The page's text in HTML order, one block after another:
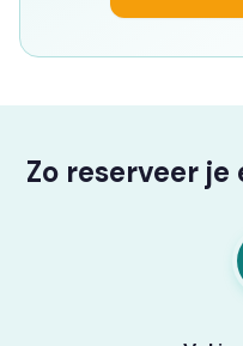
Zo reserveer